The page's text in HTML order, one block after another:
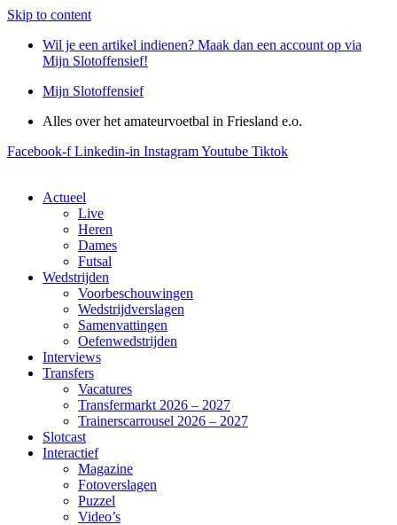
Skip to content
Wil je een artikel indienen? Maak dan een account op via
Mijn Slotoffensief!
Mijn Slotoffensief
Alles over het amateurvoetbal in Friesland e.o.
Facebook-f Linkedin-in InstagramYoutube Tiktok
Actueel
Live
Heren
Dames
Futsal
Wedstrijden
Voorbeschouwingen
Wedstrijdverslagen
Samenvattingen
Oefenwedstrijden
Interviews
Transfers
Vacatures
Transfermarkt 2026 – 2027
Trainerscarrousel 2026 – 2027
Slotcast
Interactief
Magazine
Fotoverslagen
Puzzel
Video’s